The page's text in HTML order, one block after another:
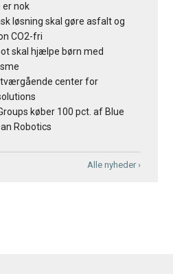
er nok
løsning skal gøre asfalt og
CO2-fri
skal hjælpe børn med
tværgående center for
køber 100 pct. af Blue
Robotics
Alle nyheder ›